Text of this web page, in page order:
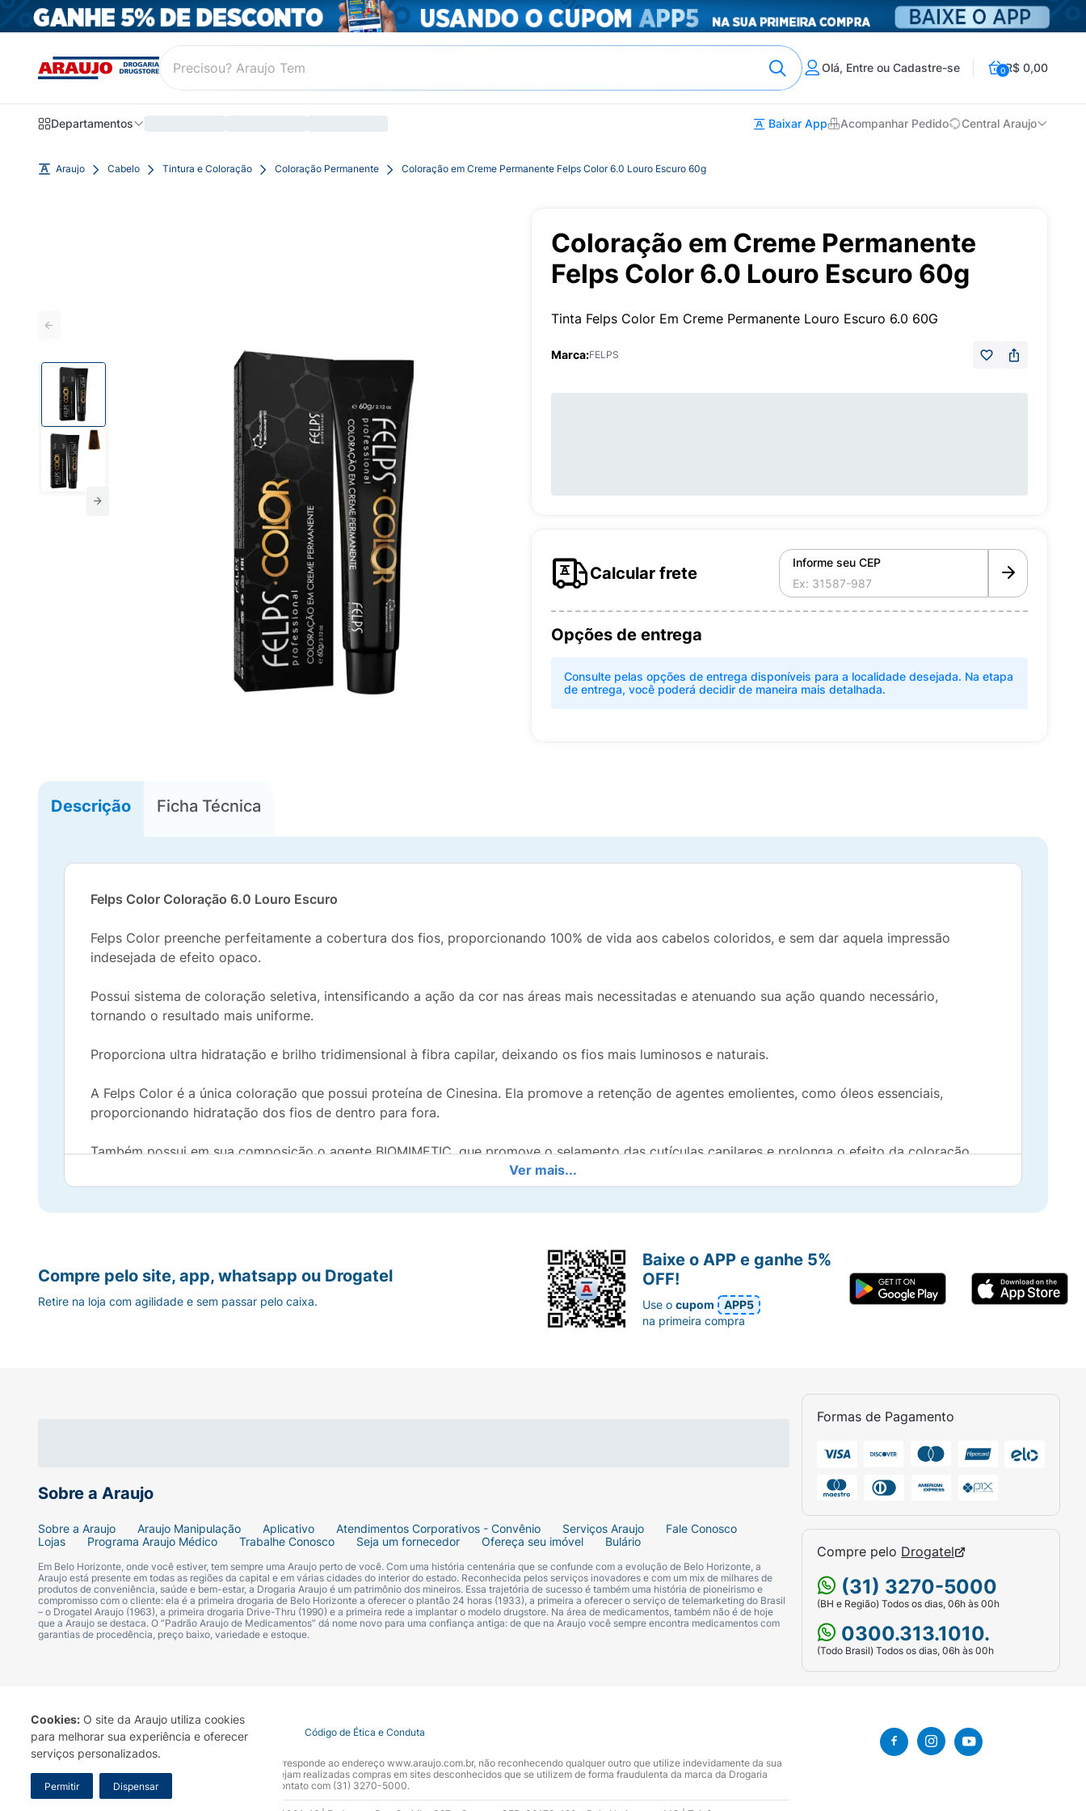
Cookies: O site da Araujo utiliza cookies
para melhorar sua experiência e oferecer
serviços personalizados.
Permitir Dispensar
Olá, Entre ou Cadastre-se 0R$ 0,00
Departamentos Baixar App Acompanhar Pedido Central Araujo
Araujo Cabelo Tintura e Coloração Coloração Permanente Coloração em Creme Permanente Felps Color 6.0 Louro Escuro 60g
Coloração em Creme Permanente
Felps Color 6.0 Louro Escuro 60g
Tinta Felps Color Em Creme Permanente Louro Escuro 6.0 60G
Marca:FELPS
Calcular frete
Informe seu CEP
Opções de entrega
Consulte pelas opções de entrega disponíveis para a localidade desejada. Na etapa
de entrega, você poderá decidir de maneira mais detalhada.
Descrição Ficha Técnica
Felps Color Coloração 6.0 Louro Escuro
Felps Color preenche perfeitamente a cobertura dos fios, proporcionando 100% de vida aos cabelos coloridos, e sem dar aquela impressão
indesejada de efeito opaco.
Possui sistema de coloração seletiva, intensificando a ação da cor nas áreas mais necessitadas e atenuando sua ação quando necessário,
tornando o resultado mais uniforme.
Proporciona ultra hidratação e brilho tridimensional à fibra capilar, deixando os fios mais luminosos e naturais.
A Felps Color é a única coloração que possui proteína de Cinesina. Ela promove a retenção de agentes emolientes, como óleos essenciais,
proporcionando hidratação dos fios de dentro para fora.
Também possui em sua composição o agente BIOMIMETIC, que promove o selamento das cutículas capilares e prolonga o efeito da coloração,
Uma gama de cores duradouras e luminosas, que se fundem em uma infinidade de tons e proporcionam as mais diversas combinações para seu
A coloração Felps Color pode escurecer os cabelos quantos tons desejar, ou clareá-los em até 2 tons, e até 4 tons com os CLAREADORES.
OBS:Utilize sempre luvas apropriadas e, de preferência, descartáveis.
Aguarde 24 horas e se neste período surgir irritação na pele, coceira ou ardência no local ou na sua proximidade, fica provada a hipersensibilidade
da pessoa ao produto e portanto, o produto não deve ser utilizado.
Ver mais...
Sobre a Araujo
Sobre a Araujo Araujo Manipulação Aplicativo Atendimentos Corporativos - Convênio Serviços Araujo
Fale Conosco
Lojas
Programa Araujo Médico Trabalhe Conosco Seja um fornecedor Ofereça seu imóvel Bulário
Em Belo Horizonte, onde você estiver, tem sempre uma Araujo perto de você. Com uma história centenária que se confunde com a evolução de Belo Horizonte, a
Araujo está presente em todas as regiões da capital e em várias cidades do interior do estado. Reconhecida pelos serviços inovadores e com um mix de milhares de
produtos de conveniência, saúde e bem-estar, a Drogaria Araujo é um patrimônio dos mineiros. Essa trajetória de sucesso é também uma história de pioneirismo e
compromisso com o cliente: ela é a primeira drogaria de Belo Horizonte a oferecer o plantão 24 horas (1933), a primeira a oferecer o serviço de telemarketing do Brasil
– o Drogatel Araujo (1963), a primeira drogaria Drive-Thru (1990) e a primeira rede a implantar o modelo drugstore. Na área de medicamentos, também não é de hoje
que a Araujo se destaca. O “Padrão Araujo de Medicamentos” dá nome novo para uma confiança antiga: de que na Araujo você sempre encontra medicamentos com
garantias de procedência, preço baixo, variedade e estoque.
Formas de Pagamento
Compre pelo Drogatel
(31) 3270-5000
(BH e Região) Todos os dias, 06h às 00h
0300.313.1010.
(Todo Brasil) Todos os dias, 06h às 00h
Compre pelo site, app, whatsapp ou Drogatel
Retire na loja com agilidade e sem passar pelo caixa.
Baixe o APP e ganhe 5%
OFF!
Use ocupom
APP5
na primeira compra
Termo de Uso Portal da Privacidade Covid-19 Código de Ética e Conduta
A Drogaria Araujo S/A informa que o seu site oficial corresponde ao endereço www.araujo.com.br, não reconhecendo qualquer outro que utilize indevidamente da sua
marca. Para sua segurança recomendamos que não sejam realizadas compras em sites desconhecidos que se utilizem de forma fraudulenta da marca da Drogaria
Araujo S.A. Em caso de dúvidas, gentileza entrar em contato com (31) 3270-5000.